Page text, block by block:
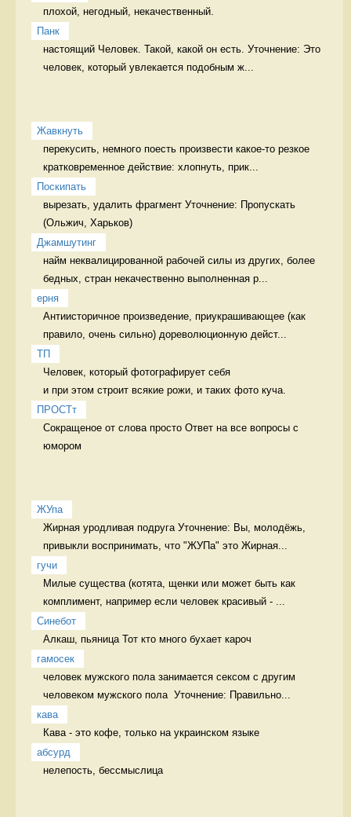
плохой, негодный, некачественный.
Панк
настоящий Человек. Такой, какой он есть. Уточнение: Это
человек, который увлекается подобным ж...
Жавкнуть
перекусить, немного поесть произвести какое-то резкое
кратковременное действие: хлопнуть, прик...
Поскипать
вырезать, удалить фрагмент Уточнение: Пропускать
Джамшутинг
найм неквалицированной рабочей силы из других, более
бедных, стран некачественно выполненная р...
ерня
Антиисторичное произведение, приукрашивающее (как
правило, очень сильно) дореволюционную дейст...
ТП
Человек, который фотографирует себя
и при этом строит всякие рожи, и таких фото куча.
ПРОСТт
Сокращеное от слова просто Ответ на все вопросы с
юмором
ЖУпа
Жирная уродливая подруга Уточнение: Вы, молодёжь,
привыкли воспринимать, что "ЖУПа" это Жирная...
гучи
Милые существа (котята, щенки или может быть как
комплимент, например если человек красивый - ...
Синебот
Алкаш, пьяница Тот кто много бухает кароч
гамосек
человек мужского пола занимается сексом с другим
человеком мужского пола  Уточнение: Правильно...
кава
Кава - это кофе, только на украинском языке
абсурд
нелепость, бессмыслица